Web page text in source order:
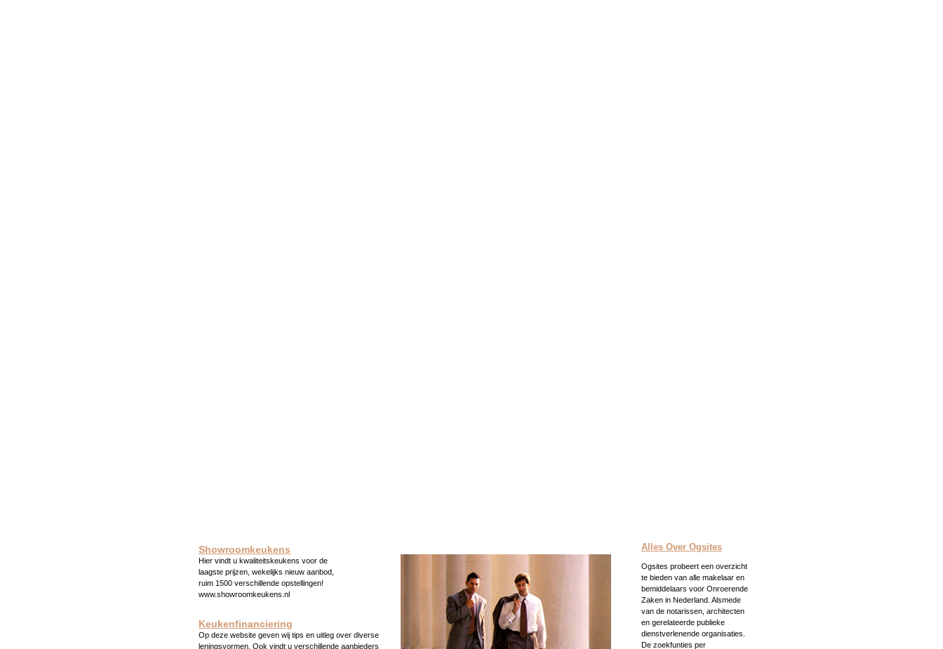
Showroomkeukens
Hier vindt u kwaliteitskeukens voor de
laagste prijzen, wekelijks nieuw aanbod,
ruim 1500 verschillende opstellingen!
www.showroomkeukens.nl
Keukenfinanciering
Op deze website geven wij tips en uitleg over diverse
leningsvormen. Ook vindt u verschillende aanbieders
Alles Over Ogsites
Ogsites probeert een overzicht
te bieden van alle makelaar en
bemiddelaars voor Onroerende
Zaken in Nederland. Alsmede
van de notarissen, architecten
en gerelateerde publieke
dienstverlenende organisaties.
De zoekfunties per